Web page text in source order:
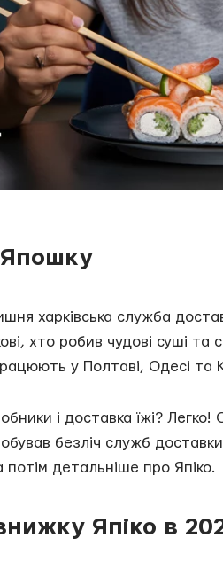
харківська служба
хто робив чудові суші та
у Полтаві, Одесі та
і доставка їжі?
безліч служб
детальніше про Япіко.
Япіко в